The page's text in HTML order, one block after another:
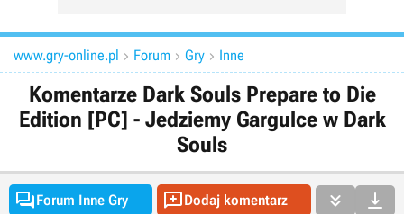
www.gry-online.pl  Forum  Gry  Inne
Komentarze Dark Souls Prepare to Die
Edition [PC] - Jedziemy Gargulce w Dark
Souls
Forum Inne Gry Dodaj komentarz  